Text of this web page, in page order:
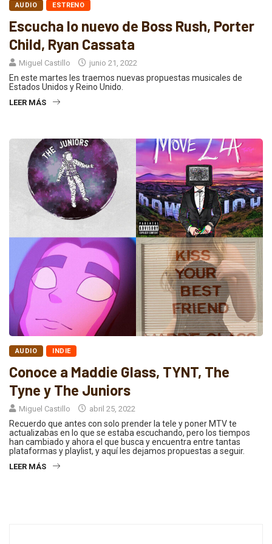
AUDIO ESTRENO
Escucha lo nuevo de Boss Rush, Porter
Child, Ryan Cassata
Miguel Castillo junio 21, 2022
En este martes les traemos nuevas propuestas musicales de
Estados Unidos y Reino Unido.
LEER MÁS
AUDIO INDIE
Conoce a Maddie Glass, TYNT, The
Tyne y The Juniors
Miguel Castillo abril 25, 2022
Recuerdo que antes con solo prender la tele y poner MTV te
actualizabas en lo que se estaba escuchando, pero los tiempos
han cambiado y ahora el que busca y encuentra entre tantas
plataformas y playlist, y aquí les dejamos propuestas a seguir.
LEER MÁS